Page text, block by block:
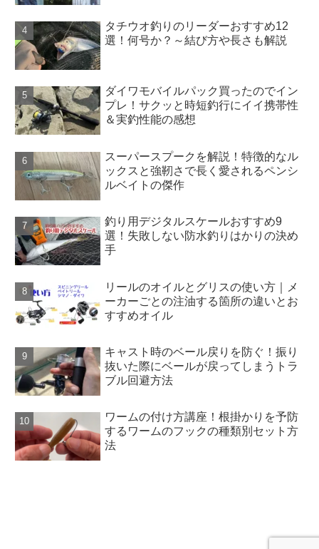
タチウオ釣りのリーダーおすすめ12
選！何号か？～結び方や長さも解説
ダイワモバイルパック買ったのでイン
プレ！サクッと時短釣行にイイ携帯性
＆実釣性能の感想
スーパースプークを解説！特徴的なル
ックスと強靭さで長く愛されるペンシ
ルベイトの傑作
釣り用デジタルスケールおすすめ9
選！失敗しない防水釣りはかりの決め
手
リールのオイルとグリスの使い方｜メ
ーカーごとの注油する箇所の違いとお
すすめオイル
キャスト時のベール戻りを防ぐ！振り
抜いた際にベールが戻ってしまうトラ
ブル回避方法
ワームの付け方講座！根掛かりを予防
するワームのフックの種類別セット方
法